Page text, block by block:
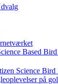
Based
Science Bird
på